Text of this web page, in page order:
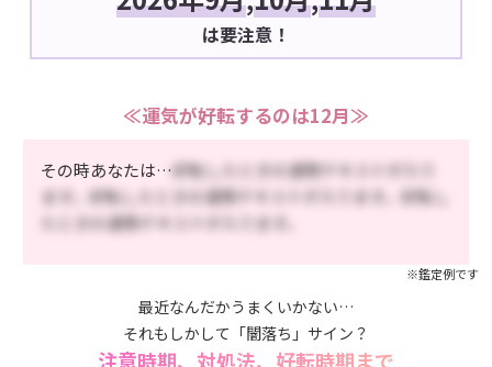
は要注意！
≪運気が好転するのは12月≫
その時あなたは…好転したときの運勢テキストが入り
ます。好転したときの運勢テキストが入ります。好転し
たときの運勢テキストが入ります。
※鑑定例です
最近なんだかうまくいかない…
それもしかして「闇落ち」サイン？
注意時期、対処法、好転時期まで